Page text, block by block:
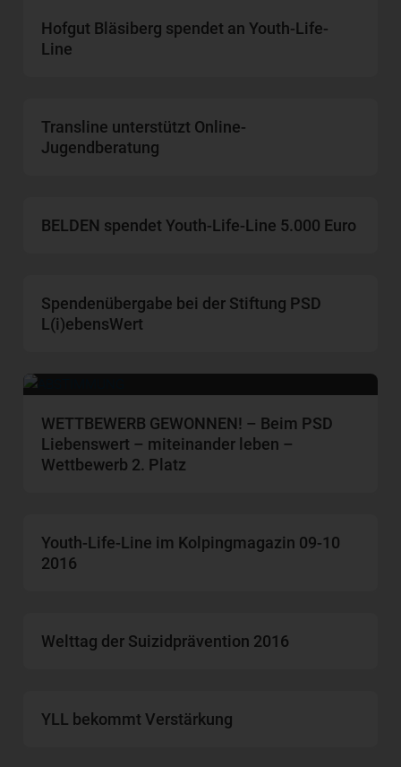
Hofgut Bläsiberg spendet an Youth-Life-
Line
Transline unterstützt Online-
Jugendberatung
BELDEN spendet Youth-Life-Line 5.000 Euro
Spendenübergabe bei der Stiftung PSD
L(i)ebensWert
WETTBEWERB GEWONNEN! – Beim PSD
Liebenswert – miteinander leben –
Wettbewerb 2. Platz
Youth-Life-Line im Kolpingmagazin 09-10
2016
Welttag der Suizidprävention 2016
YLL bekommt Verstärkung